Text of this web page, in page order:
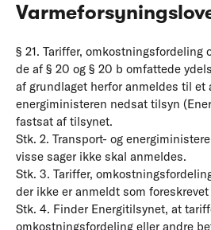
§ 21. Tariffer, omkostningsfordeling
de af § 20 og § 20 b omfattede
af grundlaget herfor anmeldes til et
energiministeren nedsat tilsyn
fastsat af tilsynet.
Stk. 2. Transport- og
visse sager ikke skal anmeldes.
Stk. 3. Tariffer,
der ikke er anmeldt som
Stk. 4. Finder Energitilsynet, at
omkostningsfordeling eller andre